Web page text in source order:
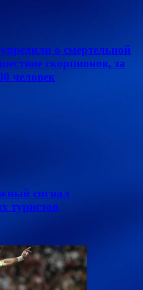
о смертельной
скорпионов, за
человек
сигнал
туристов